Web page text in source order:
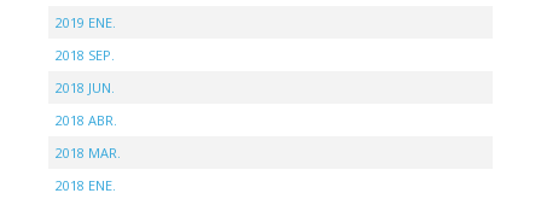
2019 ENE.
2018 SEP.
2018 JUN.
2018 ABR.
2018 MAR.
2018 ENE.